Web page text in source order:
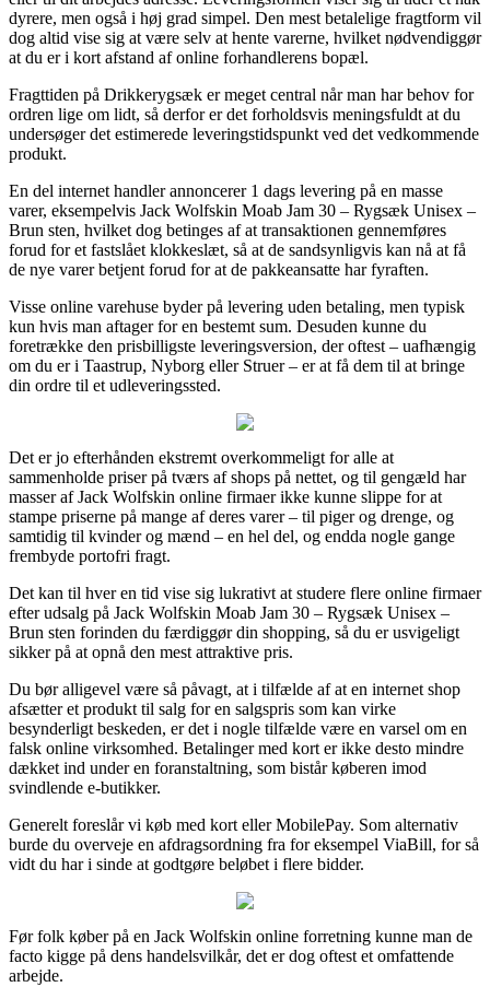
dyrere, men også i høj grad simpel. Den mest betalelige fragtform vil
dog altid vise sig at være selv at hente varerne, hvilket nødvendiggør
at du er i kort afstand af online forhandlerens bopæl.
Fragttiden på Drikkerygsæk er meget central når man har behov for
ordren lige om lidt, så derfor er det forholdsvis meningsfuldt at du
undersøger det estimerede leveringstidspunkt ved det vedkommende
produkt.
En del internet handler annoncerer 1 dags levering på en masse
varer, eksempelvis Jack Wolfskin Moab Jam 30 – Rygsæk Unisex –
Brun sten, hvilket dog betinges af at transaktionen gennemføres
forud for et fastslået klokkeslæt, så at de sandsynligvis kan nå at få
de nye varer betjent forud for at de pakkeansatte har fyraften.
Visse online varehuse byder på levering uden betaling, men typisk
kun hvis man aftager for en bestemt sum. Desuden kunne du
foretrække den prisbilligste leveringsversion, der oftest – uafhængig
om du er i Taastrup, Nyborg eller Struer – er at få dem til at bringe
din ordre til et udleveringssted.
Det er jo efterhånden ekstremt overkommeligt for alle at
sammenholde priser på tværs af shops på nettet, og til gengæld har
masser af Jack Wolfskin online firmaer ikke kunne slippe for at
stampe priserne på mange af deres varer – til piger og drenge, og
samtidig til kvinder og mænd – en hel del, og endda nogle gange
frembyde portofri fragt.
Det kan til hver en tid vise sig lukrativt at studere flere online firmaer
efter udsalg på Jack Wolfskin Moab Jam 30 – Rygsæk Unisex –
Brun sten forinden du færdiggør din shopping, så du er usvigeligt
sikker på at opnå den mest attraktive pris.
Du bør alligevel være så påvagt, at i tilfælde af at en internet shop
afsætter et produkt til salg for en salgspris som kan virke
besynderligt beskeden, er det i nogle tilfælde være en varsel om en
falsk online virksomhed. Betalinger med kort er ikke desto mindre
dækket ind under en foranstaltning, som bistår køberen imod
svindlende e-butikker.
Generelt foreslår vi køb med kort eller MobilePay. Som alternativ
burde du overveje en afdragsordning fra for eksempel ViaBill, for så
vidt du har i sinde at godtgøre beløbet i flere bidder.
Før folk køber på en Jack Wolfskin online forretning kunne man de
facto kigge på dens handelsvilkår, det er dog oftest et omfattende
arbejde.